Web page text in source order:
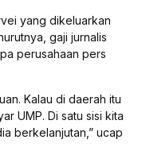
yang dikeluarkan
gaji jurnalis
perusahaan pers
Kalau di daerah itu
UMP. Di satu sisi kita
berkelanjutan,” ucap